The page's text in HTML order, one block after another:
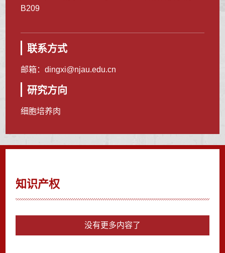
B209
联系方式
邮箱：dingxi@njau.edu.cn
研究方向
细胞培养肉
知识产权
没有更多内容了